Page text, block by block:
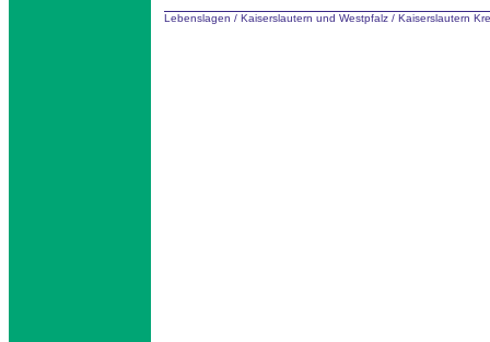
Lebenslagen / Kaiserslautern und Westpfalz / Kaiserslautern